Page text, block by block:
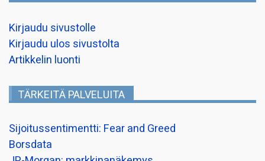
Kirjaudu sivustolle
Kirjaudu ulos sivustolta
Artikkelin luonti
TÄRKEITÄ PALVELUITA
Sijoitussentimentti: Fear and Greed
Borsdata